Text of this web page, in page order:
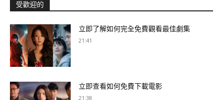
受歡迎的
立即了解如何完全免費觀看最佳劇集
21:41
立即查看如何免費下載電影
21:38